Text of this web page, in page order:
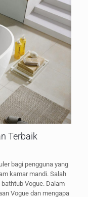
Terbaik
bagi pengguna yang
kamar mandi. Salah
Vogue. Dalam
Vogue dan mengapa